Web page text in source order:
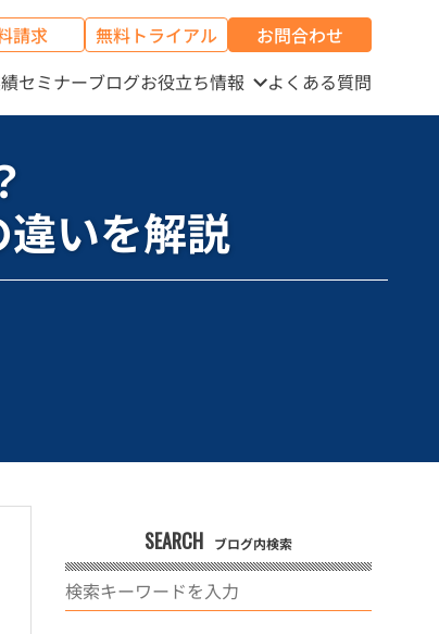
請求 無料トライアル
お問合わせ
セミナーブログお役立ち情報 よくある質問
いを解説
SEARCH ブログ内検索